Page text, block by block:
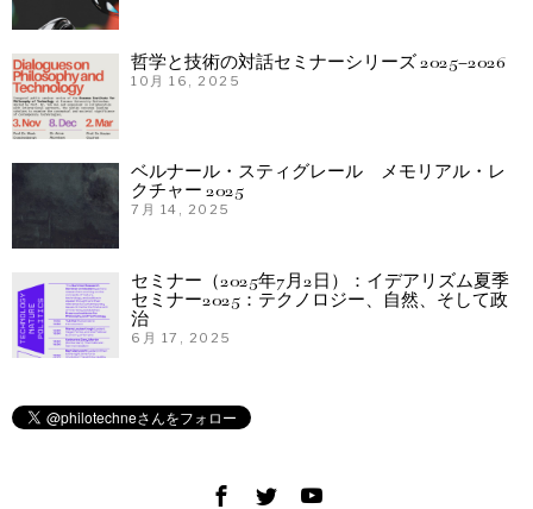
哲学と技術の対話セミナーシリーズ 2025–2026
10月 16, 2025
ベルナール・スティグレール メモリアル・レ
クチャー 2025
7月 14, 2025
セミナー（2025年7月2日）：イデアリズム夏季
セミナー2025：テクノロジー、自然、そして政
治
6月 17, 2025